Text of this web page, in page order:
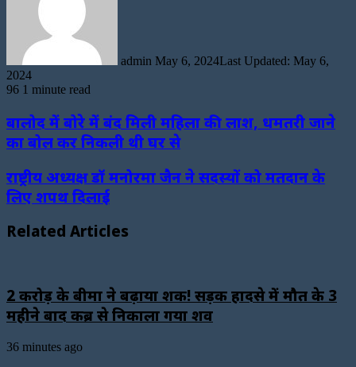
admin May 6, 2024Last Updated: May 6,
2024
96 1 minute read
बालोद में बोरे में बंद मिली महिला की लाश, धमतरी जाने
का बोल कर निकली थी घर से
राष्ट्रीय अध्यक्ष डॉ मनोरमा जैन ने सदस्यों को मतदान के
लिए शपथ दिलाई
Related Articles
2 करोड़ के बीमा ने बढ़ाया शक! सड़क हादसे में मौत के 3
महीने बाद कब्र से निकाला गया शव
36 minutes ago